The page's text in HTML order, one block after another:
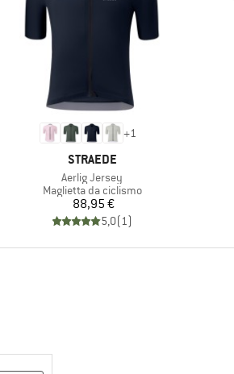
+1
MARCHIO
STRAEDE
Articolo
Aerlig Jersey
Gruppo di prodotti
Maglietta da ciclismo
Prezzo
88,95 €
5,0(1)